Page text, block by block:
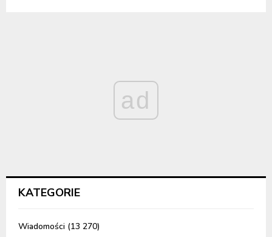
ad
KATEGORIE
Wiadomości (13 270)